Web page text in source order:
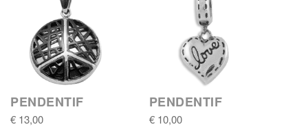
PENDENTIF
€ 13,00
PENDENTIF
€ 10,00